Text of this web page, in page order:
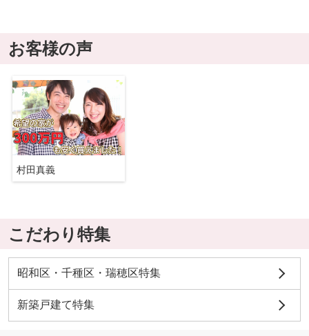
お客様の声
村田真義
こだわり特集
昭和区・千種区・瑞穂区特集
新築戸建て特集